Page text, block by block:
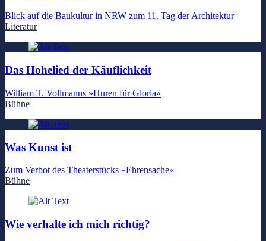
Blick auf die Baukultur in NRW zum 11. Tag der Architektur
Literatur
Das Hohelied der Käuflichkeit
William T. Vollmanns »Huren für Gloria«
Bühne
Was Kunst ist
Zum Verbot des Theaterstücks »Ehrensache«
Bühne
Wie verhalte ich mich richtig?